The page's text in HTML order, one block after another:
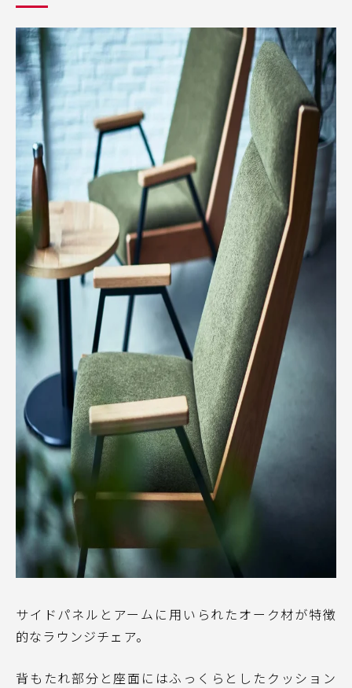
サイドパネルとアームに用いられたオーク材が特徴
的なラウンジチェア。
背もたれ部分と座面にはふっくらとしたクッション